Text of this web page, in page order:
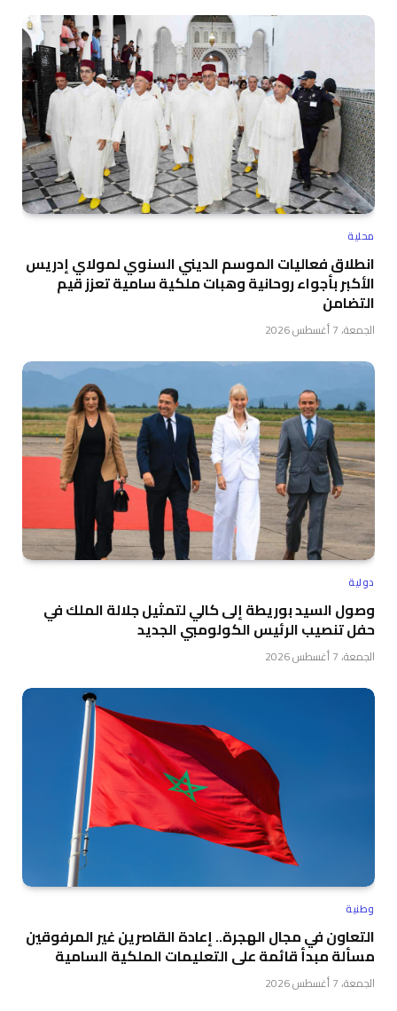
محلية
انطلاق فعاليات الموسم الديني السنوي لمولاي إدريس
الأكبر بأجواء روحانية وهبات ملكية سامية تعزز قيم
التضامن
الجمعة، 7 أغسطس 2026
دولية
وصول السيد بوريطة إلى كالي لتمثيل جلالة الملك في
حفل تنصيب الرئيس الكولومبي الجديد
الجمعة، 7 أغسطس 2026
وطنية
التعاون في مجال الهجرة.. إعادة القاصرين غير المرفوقين
مسألة مبدأ قائمة على التعليمات الملكية السامية
الجمعة، 7 أغسطس 2026